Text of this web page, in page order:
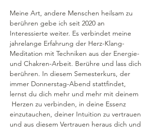
Meine Art, andere Menschen heilsam zu
berühren gebe ich seit 2020 an
Interessierte weiter. Es verbindet meine
jahrelange Erfahrung der Herz-Klang-
Meditation mit Techniken aus der Energie-
und Chakren-Arbeit. Berühre und lass dich
berühren. In diesem Semesterkurs, der
immer Donnerstag-Abend stattfindet,
lernst du dich mehr und mehr mit deinem
Herzen zu verbinden, in deine Essenz
einzutauchen, deiner Intuition zu vertrauen
und aus diesem Vertrauen heraus dich und